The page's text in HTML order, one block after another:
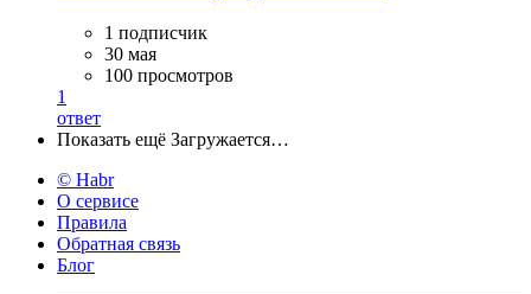
1 подписчик
30 мая
100 просмотров
1
ответ
Показать ещё Загружается…
© Habr
О сервисе
Правила
Обратная связь
Блог